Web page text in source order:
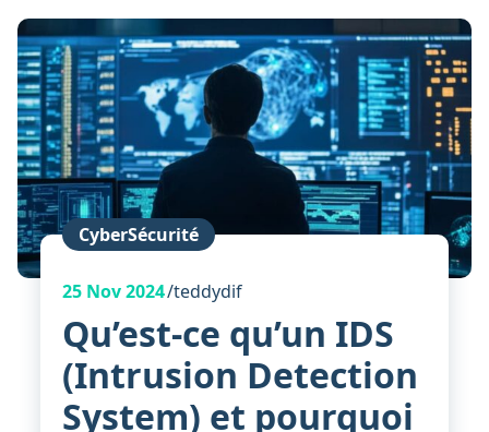
CyberSécurité
25Nov 2024 teddydif
Qu’est-ce qu’un IDS
(Intrusion Detection
System) et pourquoi